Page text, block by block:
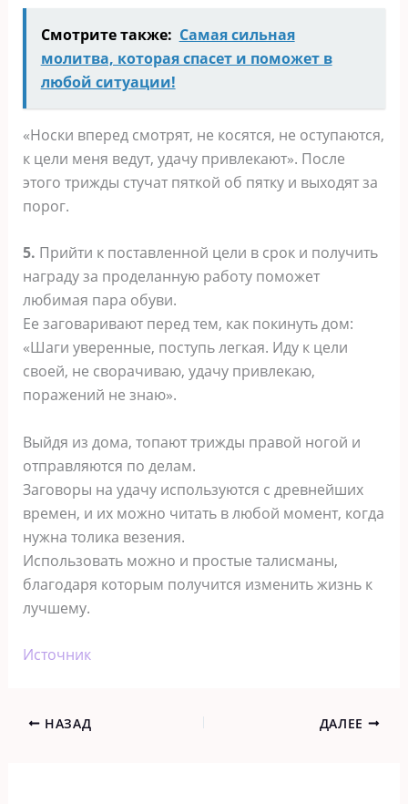
Смотрите также: Самая сильная
молитва, которая спасет и поможет в
любой ситуации!
«Носки вперед смотрят, не косятся, не оступаются,
к цели меня ведут, удачу привлекают». После
этого трижды стучат пяткой об пятку и выходят за
порог.
5. Прийти к поставленной цели в срок и получить
награду за проделанную работу поможет
любимая пара обуви.
Ее заговаривают перед тем, как покинуть дом:
«Шаги уверенные, поступь легкая. Иду к цели
своей, не сворачиваю, удачу привлекаю,
поражений не знаю».
Выйдя из дома, топают трижды правой ногой и
отправляются по делам.
Заговоры на удачу используются с древнейших
времен, и их можно читать в любой момент, когда
нужна толика везения.
Использовать можно и простые талисманы,
благодаря которым получится изменить жизнь к
лучшему.
Источник
НАЗАД ДАЛЕЕ